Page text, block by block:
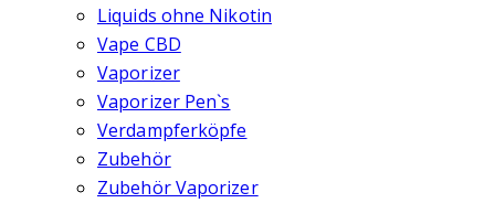
Liquids ohne Nikotin
Vape CBD
Vaporizer
Vaporizer Pen`s
Verdampferköpfe
Zubehör
Zubehör Vaporizer